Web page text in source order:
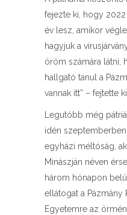
fejezte ki, hogy
év lesz, amikor
hagyjuk a
öröm számára látni,
hallgató tanul a
vannak itt” – fejtette ki.
Legutóbb még
idén
egyházi méltóság,
Minászján néven
három hónapon
ellátogat a Pázmány
Egyetemre az